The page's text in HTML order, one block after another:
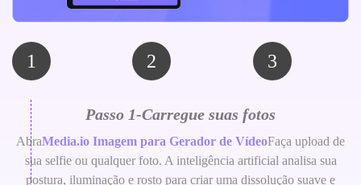
1 2 3
Passo 1-Carregue suas fotos
AbraMedia.io Imagem para Gerador de VídeoFaça upload de
sua selfie ou qualquer foto. A inteligência artificial analisa sua
postura, iluminação e rosto para criar uma dissolução suave e